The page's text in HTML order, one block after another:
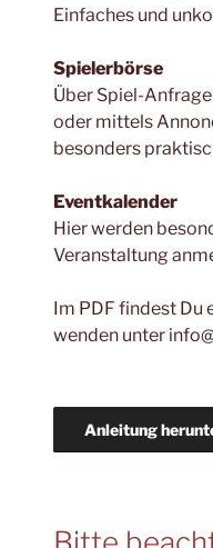
Einfaches und
Spielerbörse
Über Spiel-
oder mittels
besonders
Eventkalender
Hier werden
Veranstaltung
Im PDF findest Du
wenden unter
Anleitung